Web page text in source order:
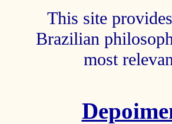
This site
Brazilian
most